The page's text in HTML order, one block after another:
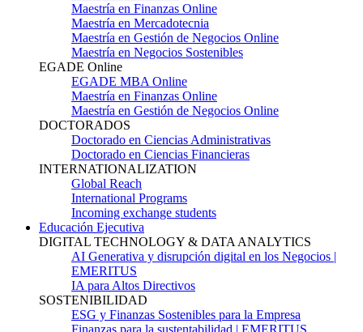
Maestría en Finanzas Online
Maestría en Mercadotecnia
Maestría en Gestión de Negocios Online
Maestría en Negocios Sostenibles
EGADE Online
EGADE MBA Online
Maestría en Finanzas Online
Maestría en Gestión de Negocios Online
DOCTORADOS
Doctorado en Ciencias Administrativas
Doctorado en Ciencias Financieras
INTERNATIONALIZATION
Global Reach
International Programs
Incoming exchange students
Educación Ejecutiva
DIGITAL TECHNOLOGY & DATA ANALYTICS
AI Generativa y disrupción digital en los Negocios |
EMERITUS
IA para Altos Directivos
SOSTENIBILIDAD
ESG y Finanzas Sostenibles para la Empresa
Finanzas para la sustentabilidad | EMERITUS